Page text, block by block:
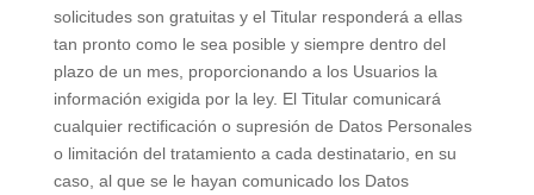
solicitudes son gratuitas y el Titular responderá a ellas
tan pronto como le sea posible y siempre dentro del
plazo de un mes, proporcionando a los Usuarios la
información exigida por la ley. El Titular comunicará
cualquier rectificación o supresión de Datos Personales
o limitación del tratamiento a cada destinatario, en su
caso, al que se le hayan comunicado los Datos